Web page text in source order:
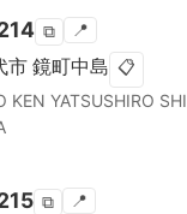
⧉ 📍
市 鏡町中島 📋
KEN YATSUSHIRO SHI
⧉ 📍